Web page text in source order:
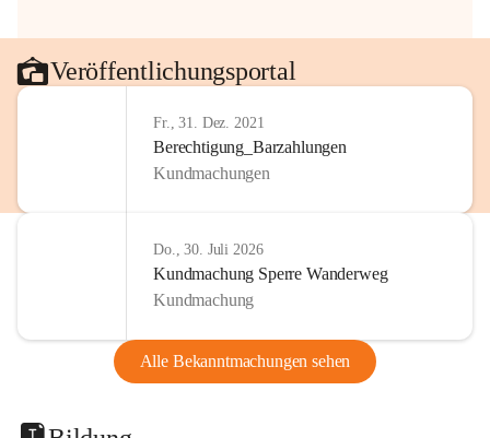
Veröffentlichungsportal
Fr., 31. Dez. 2021
Berechtigung_Barzahlungen
Kundmachungen
Do., 30. Juli 2026
Kundmachung Sperre Wanderweg
Kundmachung
Alle Bekanntmachungen sehen